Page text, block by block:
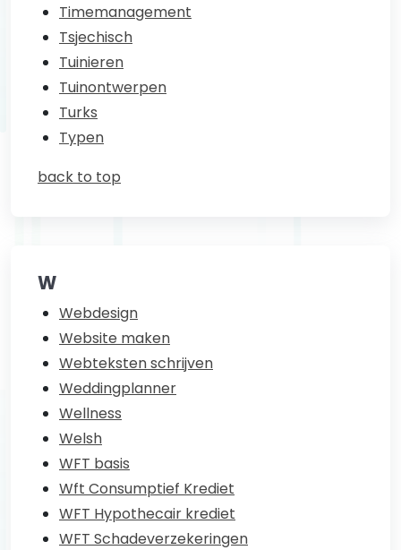
Timemanagement
Tsjechisch
Tuinieren
Tuinontwerpen
Turks
Typen
back to top
W
Webdesign
Website maken
Webteksten schrijven
Weddingplanner
Wellness
Welsh
WFT basis
Wft Consumptief Krediet
WFT Hypothecair krediet
WFT Schadeverzekeringen